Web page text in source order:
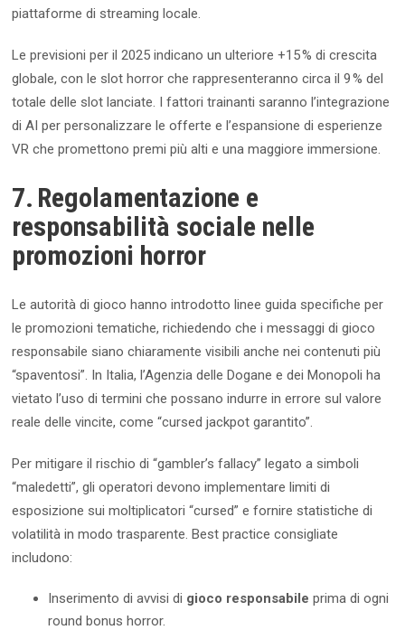
piattaforme di streaming locale.
Le previsioni per il 2025 indicano un ulteriore +15 % di crescita
globale, con le slot horror che rappresenteranno circa il 9 % del
totale delle slot lanciate. I fattori trainanti saranno l’integrazione
di AI per personalizzare le offerte e l’espansione di esperienze
VR che promettono premi più alti e una maggiore immersione.
7. Regolamentazione e
responsabilità sociale nelle
promozioni horror
Le autorità di gioco hanno introdotto linee guida specifiche per
le promozioni tematiche, richiedendo che i messaggi di gioco
responsabile siano chiaramente visibili anche nei contenuti più
“spaventosi”. In Italia, l’Agenzia delle Dogane e dei Monopoli ha
vietato l’uso di termini che possano indurre in errore sul valore
reale delle vincite, come “cursed jackpot garantito”.
Per mitigare il rischio di “gambler’s fallacy” legato a simboli
“maledetti”, gli operatori devono implementare limiti di
esposizione sui moltiplicatori “cursed” e fornire statistiche di
volatilità in modo trasparente. Best practice consigliate
includono:
Inserimento di avvisi di gioco responsabile prima di ogni
round bonus horror.